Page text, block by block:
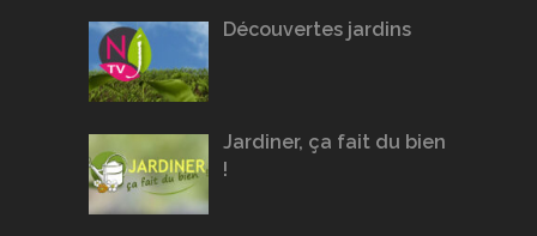
Découvertes jardins
Jardiner, ça fait du bien
!